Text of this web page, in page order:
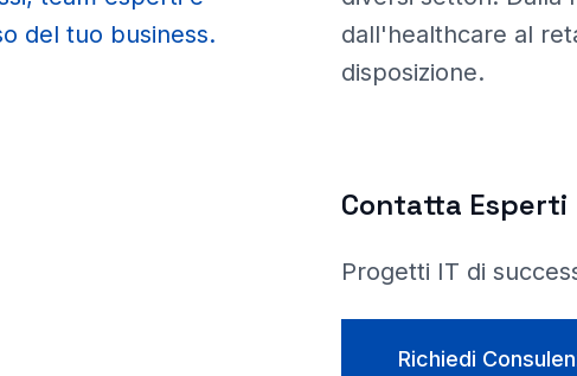
del tuo business.
dall'healthcare al
disposizione.
Contatta Esperti
Progetti IT di
Richiedi